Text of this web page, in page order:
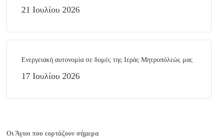
21 Ιουλίου 2026
Ενεργειακή αυτονομία σε δομές της Ιεράς Μητροπόλεώς μας
17 Ιουλίου 2026
Οι Άγιοι που εορτάζουν σήμερα